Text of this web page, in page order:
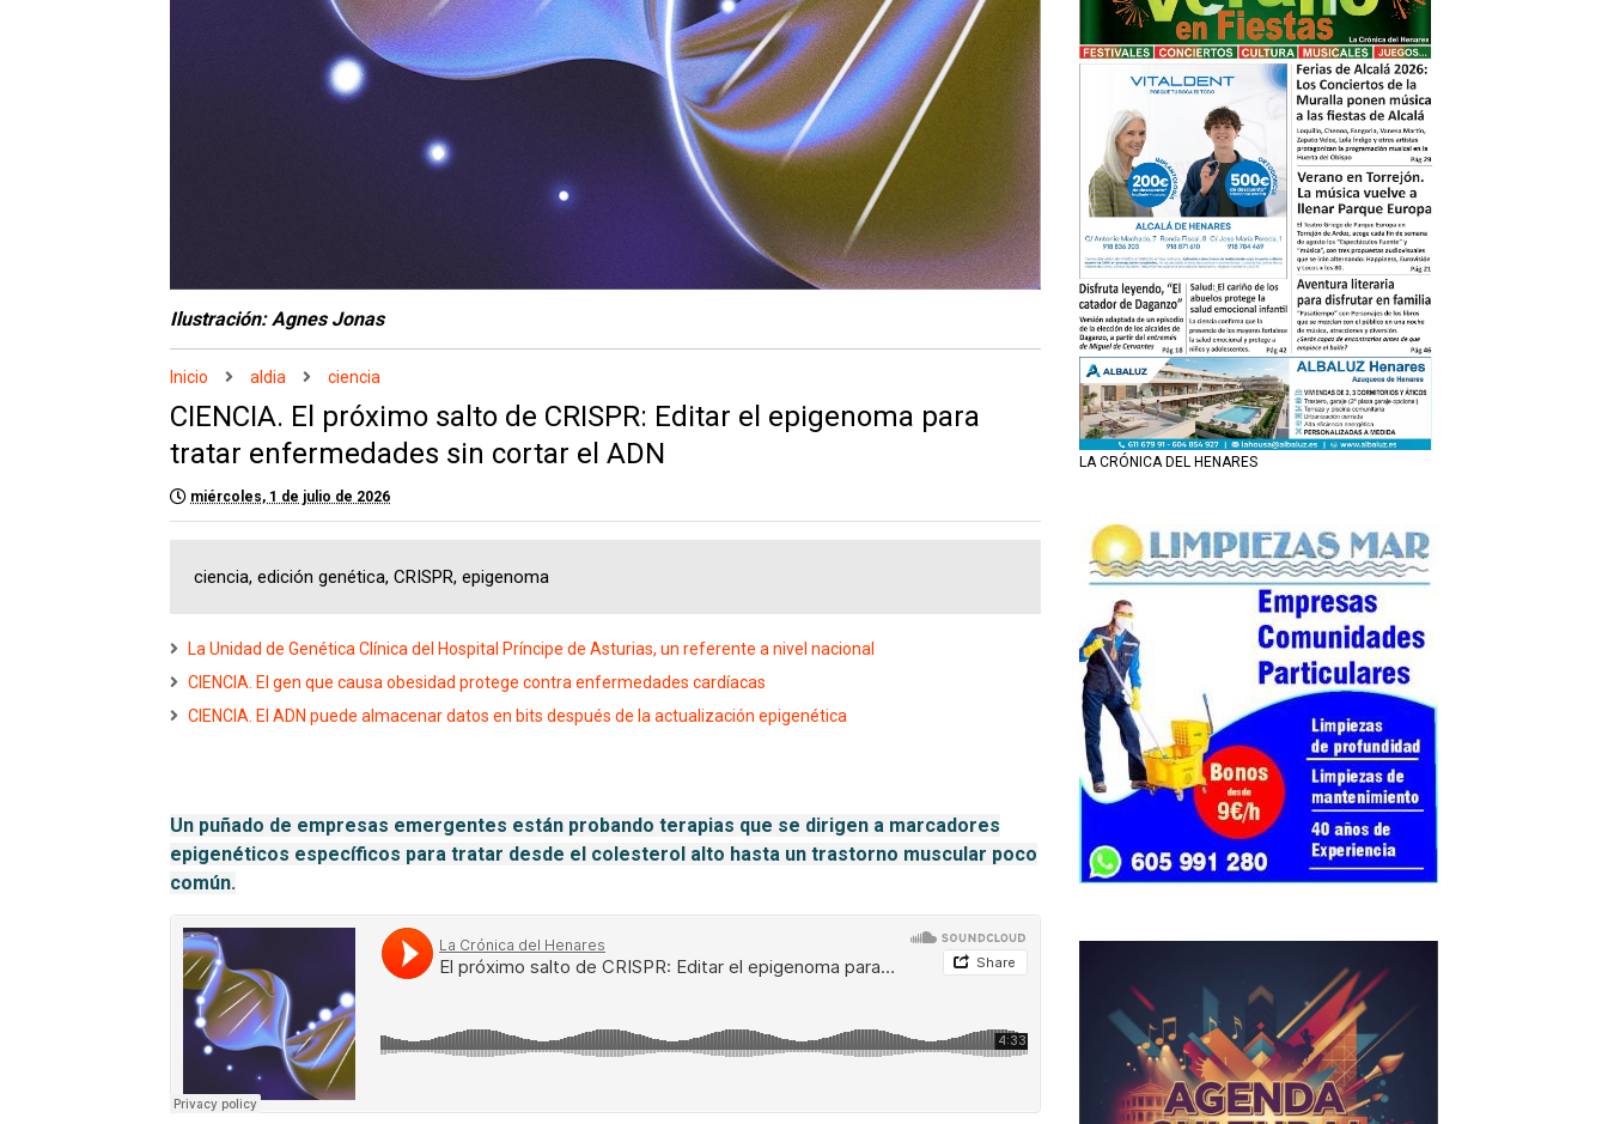
Ilustración: Agnes Jonas
Inicio aldia ciencia
CIENCIA. El próximo salto de CRISPR: Editar el epigenoma para
tratar enfermedades sin cortar el ADN
miércoles, 1 de julio de 2026
ciencia, edición genética, CRISPR, epigenoma
La Unidad de Genética Clínica del Hospital Príncipe de Asturias, un referente a nivel nacional
CIENCIA. El gen que causa obesidad protege contra enfermedades cardíacas
CIENCIA. El ADN puede almacenar datos en bits después de la actualización epigenética
Un puñado de empresas emergentes están probando terapias que se dirigen a marcadores
epigenéticos específicos para tratar desde el colesterol alto hasta un trastorno muscular poco
común.
LA CRÓNICA DEL HENARES